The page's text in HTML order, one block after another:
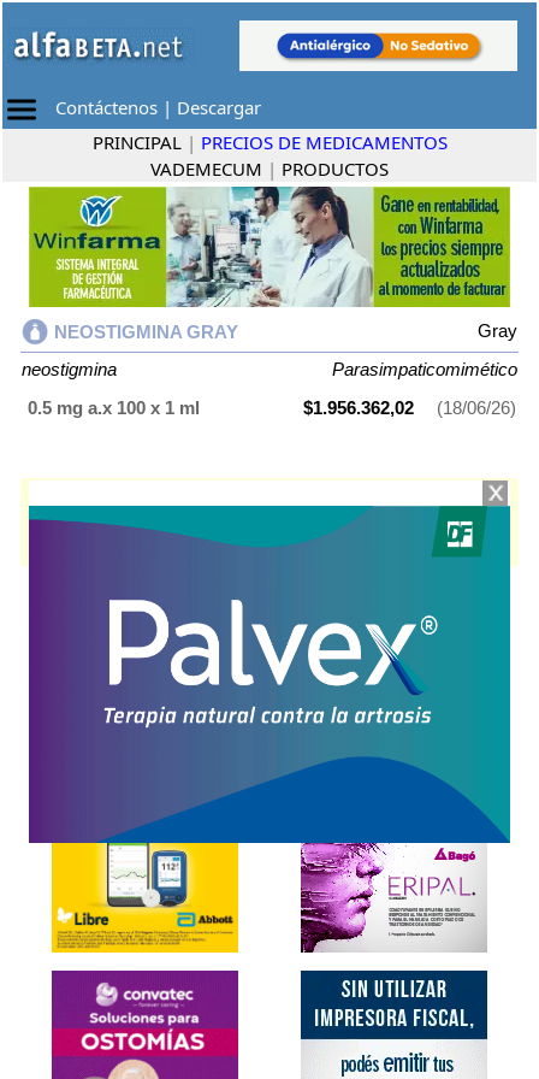
Contáctenos | Descargar
PRINCIPAL | PRECIOS DE MEDICAMENTOS
VADEMECUM | PRODUCTOS
NEOSTIGMINA GRAY
Gray
neostigmina
Parasimpaticomimético
0.5 mg a.x 100 x 1 ml
$1.956.362,02 (18/06/26)
Parasimpaticomimético
y cuenta con 1
Explorar más
Otros productos con
neostigmina
Otros productos de